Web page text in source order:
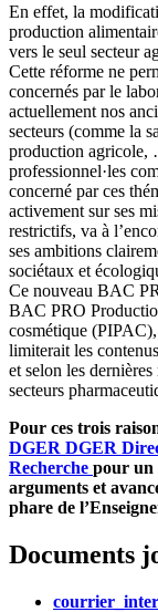
En effet, la
production
vers le seul secteur
Cette réforme ne
concernés par le
actuellement nos
secteurs (comme la
production agricole,
professionnel·les
concerné par ces
activement sur ses
restrictifs, va à
ses ambitions
sociétaux et
Ce nouveau BAC
BAC PRO
cosmétique
limiterait les
et selon les
secteurs
Pour ces trois
DGER DGER
Recherche pour un
arguments et
phare de
Documents